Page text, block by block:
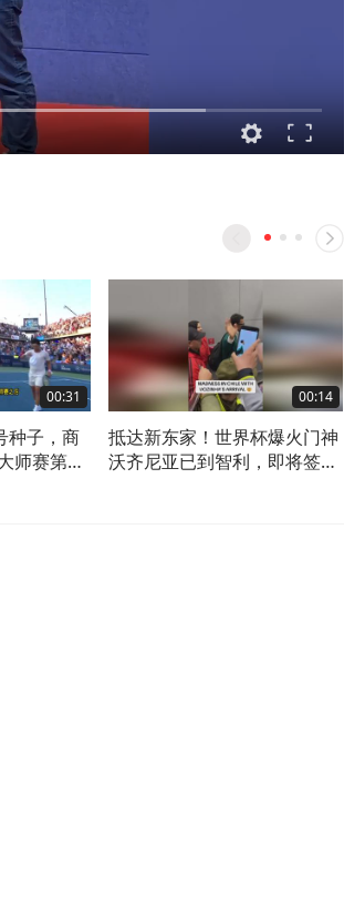
00:31
种子，商
师赛第3
00:14
抵达新东家！世界杯爆火门神
沃齐尼亚已到智利，即将签约